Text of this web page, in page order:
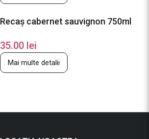
Recaș cabernet sauvignon 750ml
35.00 lei
Mai multe detalii